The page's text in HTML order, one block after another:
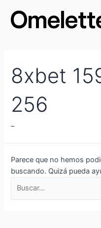
contenido
8xbet
256
–
Parece que no hemos
buscando. Quizá pueda
por: